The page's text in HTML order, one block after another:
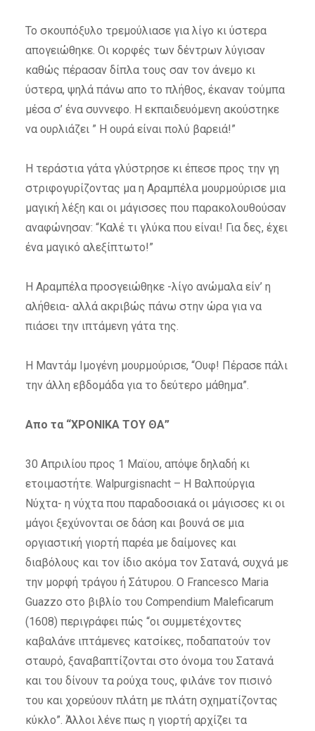
Το σκουπόξυλο τρεμούλιασε για λίγο κι ύστερα
απογειώθηκε. Οι κορφές των δέντρων λύγισαν
καθώς πέρασαν δίπλα τους σαν τον άνεμο κι
ύστερα, ψηλά πάνω απο το πλήθος, έκαναν τούμπα
μέσα σ’ ένα συννεφο. Η εκπαιδευόμενη ακούστηκε
να ουρλιάζει ” Η ουρά είναι πολύ βαρειά!”
Η τεράστια γάτα γλύστρησε κι έπεσε προς την γη
στριφογυρίζοντας μα η Αραμπέλα μουρμούρισε μια
μαγική λέξη και οι μάγισσες που παρακολουθούσαν
αναφώνησαν: “Καλέ τι γλύκα που είναι! Για δες, έχει
ένα μαγικό αλεξίπτωτο!”
Η Αραμπέλα προσγειώθηκε -λίγο ανώμαλα είν’ η
αλήθεια- αλλά ακριβώς πάνω στην ώρα για να
πιάσει την ιπτάμενη γάτα της.
Η Μαντάμ Ιμογένη μουρμούρισε, “Ουφ! Πέρασε πάλι
την άλλη εβδομάδα για το δεύτερο μάθημα”.
Απο τα “ΧΡΟΝΙΚΑ ΤΟΥ ΘΑ”
30 Απριλίου προς 1 Μαϊου, απόψε δηλαδή κι
ετοιμαστήτε. Walpurgisnacht – Η Βαλπούργια
Νύχτα- η νύχτα που παραδοσιακά οι μάγισσες κι οι
μάγοι ξεχύνονται σε δάση και βουνά σε μια
οργιαστική γιορτή παρέα με δαίμονες και
διαβόλους και τον ίδιο ακόμα τον Σατανά, συχνά με
την μορφή τράγου ή Σάτυρου. Ο Francesco Maria
Guazzo στο βιβλίο του Compendium Maleficarum
(1608) περιγράφει πώς “οι συμμετέχοντες
καβαλάνε ιπτάμενες κατσίκες, ποδαπατούν τον
σταυρό, ξαναβαπτίζονται στο όνομα του Σατανά
και του δίνουν τα ρούχα τους, φιλάνε τον πισινό
του και χορεύουν πλάτη με πλάτη σχηματίζοντας
κύκλο”. Άλλοι λένε πως η γιορτή αρχίζει τα